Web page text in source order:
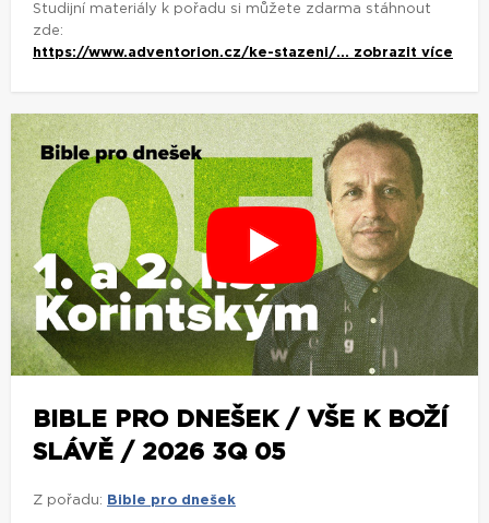
Studijní materiály k pořadu si můžete zdarma stáhnout
zde:
https://www.adventorion.cz/ke-stazeni/... zobrazit více
BIBLE PRO DNEŠEK / VŠE K BOŽÍ
SLÁVĚ / 2026 3Q 05
Z pořadu: Bible pro dnešek